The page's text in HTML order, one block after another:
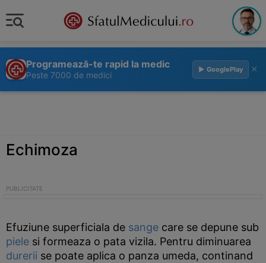
Programează-te rapid la medic
Peste 7000 de medici
▶ GooglePlay ×
Echimoza
Efuziune superficiala de sange care se depune sub
piele si formeaza o pata vizila. Pentru diminuarea
durerii se poate aplica o panza umeda, continand